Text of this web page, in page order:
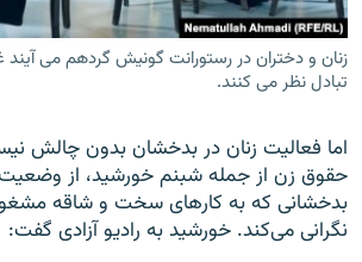
زنان و دختران در رستورانت گونیش گردهم می آیند
تبادل نظر می کنند.
اما فعالیت زنان در بدخشان بدون چالش
حقوق زن از جمله شبنم خورشید، از
بدخشانی که به کارهای سخت و شاقه مشغول
نگرانی می‌کند. خورشید به رادیو آزادی گفت: